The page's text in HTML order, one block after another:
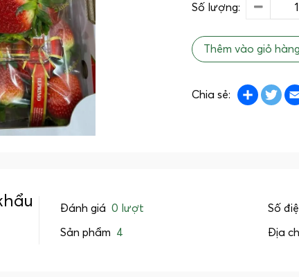
Số lượng:
Thêm vào giỏ hàng
Chia sẻ: Share
Đánh giá 0 lượt Số
Sản phẩm 4 Địa